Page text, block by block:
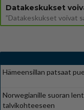
Hämeensillan patsaat
Norwegianille suoran
talvikohteeseen